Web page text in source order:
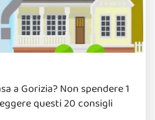
a Gorizia? Non spendere 1
questi 20 consigli